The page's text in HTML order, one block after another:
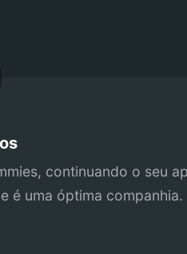
continuando o seu
é uma óptima companhia.